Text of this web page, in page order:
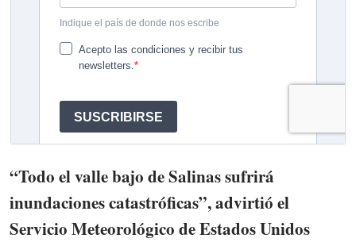
“Todo el valle bajo de Salinas sufrirá
inundaciones catastróficas”, advirtió el
Servicio Meteorológico de Estados Unidos